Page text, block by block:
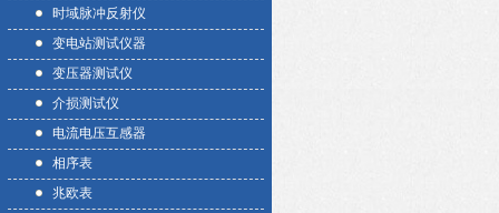
时域脉冲反射仪
变电站测试仪器
变压器测试仪
介损测试仪
电流电压互感器
相序表
兆欧表